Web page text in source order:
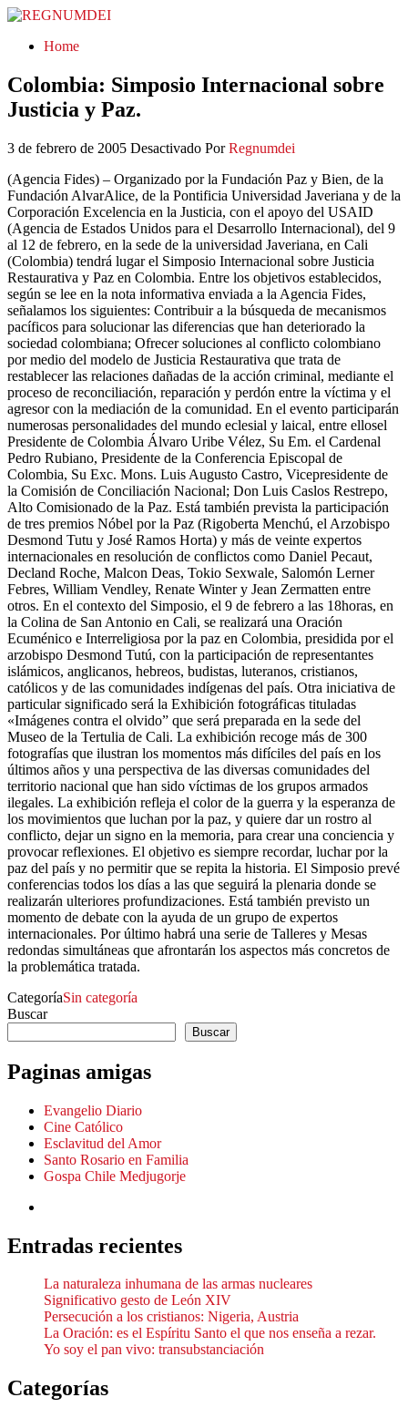
REGNUMDEI
Home
Colombia: Simposio Internacional sobre
Justicia y Paz.
3 de febrero de 2005 Desactivado Por Regnumdei
(Agencia Fides) – Organizado por la Fundación Paz y Bien, de la
Fundación AlvarAlice, de la Pontificia Universidad Javeriana y de la
Corporación Excelencia en la Justicia, con el apoyo del USAID
(Agencia de Estados Unidos para el Desarrollo Internacional), del 9
al 12 de febrero, en la sede de la universidad Javeriana, en Cali
(Colombia) tendrá lugar el Simposio Internacional sobre Justicia
Restaurativa y Paz en Colombia. Entre los objetivos establecidos,
según se lee en la nota informativa enviada a la Agencia Fides,
señalamos los siguientes: Contribuir a la búsqueda de mecanismos
pacíficos para solucionar las diferencias que han deteriorado la
sociedad colombiana; Ofrecer soluciones al conflicto colombiano
por medio del modelo de Justicia Restaurativa que trata de
restablecer las relaciones dañadas de la acción criminal, mediante el
proceso de reconciliación, reparación y perdón entre la víctima y el
agresor con la mediación de la comunidad. En el evento participarán
numerosas personalidades del mundo eclesial y laical, entre ellosel
Presidente de Colombia Álvaro Uribe Vélez, Su Em. el Cardenal
Pedro Rubiano, Presidente de la Conferencia Episcopal de
Colombia, Su Exc. Mons. Luis Augusto Castro, Vicepresidente de
la Comisión de Conciliación Nacional; Don Luis Caslos Restrepo,
Alto Comisionado de la Paz. Está también prevista la participación
de tres premios Nóbel por la Paz (Rigoberta Menchú, el Arzobispo
Desmond Tutu y José Ramos Horta) y más de veinte expertos
internacionales en resolución de conflictos como Daniel Pecaut,
Decland Roche, Malcon Deas, Tokio Sexwale, Salomón Lerner
Febres, William Vendley, Renate Winter y Jean Zermatten entre
otros. En el contexto del Simposio, el 9 de febrero a las 18horas, en
la Colina de San Antonio en Cali, se realizará una Oración
Ecuménico e Interreligiosa por la paz en Colombia, presidida por el
arzobispo Desmond Tutú, con la participación de representantes
islámicos, anglicanos, hebreos, budistas, luteranos, cristianos,
católicos y de las comunidades indígenas del país. Otra iniciativa de
particular significado será la Exhibición fotográficas tituladas
«Imágenes contra el olvido” que será preparada en la sede del
Museo de la Tertulia de Cali. La exhibición recoge más de 300
fotografías que ilustran los momentos más difíciles del país en los
últimos años y una perspectiva de las diversas comunidades del
territorio nacional que han sido víctimas de los grupos armados
ilegales. La exhibición refleja el color de la guerra y la esperanza de
los movimientos que luchan por la paz, y quiere dar un rostro al
conflicto, dejar un signo en la memoria, para crear una conciencia y
provocar reflexiones. El objetivo es siempre recordar, luchar por la
paz del país y no permitir que se repita la historia. El Simposio prevé
conferencias todos los días a las que seguirá la plenaria donde se
realizarán ulteriores profundizaciones. Está también previsto un
momento de debate con la ayuda de un grupo de expertos
internacionales. Por último habrá una serie de Talleres y Mesas
redondas simultáneas que afrontarán los aspectos más concretos de
la problemática tratada.
CategoríaSin categoría
Buscar
Buscar
Paginas amigas
Evangelio Diario
Cine Católico
Esclavitud del Amor
Santo Rosario en Familia
Gospa Chile Medjugorje
Entradas recientes
La naturaleza inhumana de las armas nucleares
Significativo gesto de León XIV
Persecución a los cristianos: Nigeria, Austria
La Oración: es el Espíritu Santo el que nos enseña a rezar.
Yo soy el pan vivo: transubstanciación
Categorías